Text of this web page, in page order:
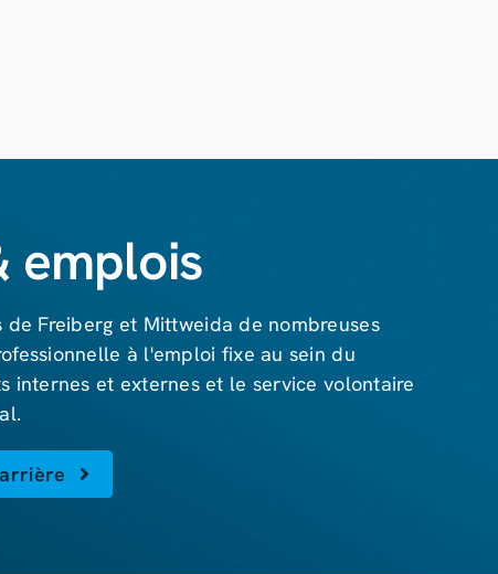
emplois
Freiberg et Mittweida de nombreuses
à l'emploi fixe au sein du
internes et externes et le service volontaire